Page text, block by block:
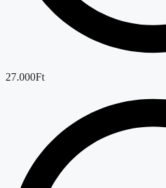
27.000Ft